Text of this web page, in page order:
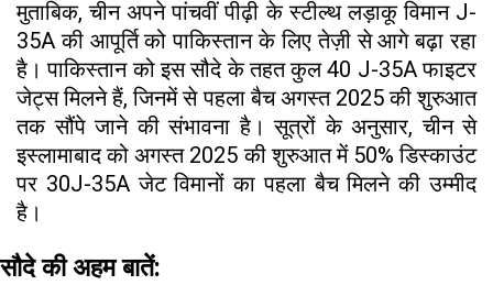
मुताबिक, चीन अपने पांचवीं पीढ़ी के स्टील्थ लड़ाकू विमान J-
35A की आपूर्ति को पाकिस्तान के लिए तेज़ी से आगे बढ़ा रहा
है। पाकिस्तान को इस सौदे के तहत कुल 40 J-35A फाइटर
जेट्स मिलने हैं, जिनमें से पहला बैच अगस्त 2025 की शुरुआत
तक सौंपे जाने की संभावना है। सूत्रों के अनुसार, चीन से
इस्लामाबाद को अगस्त 2025 की शुरुआत में 50% डिस्काउंट
पर 30J-35A जेट विमानों का पहला बैच मिलने की उम्मीद
है।
सौदे की अहम बातें: